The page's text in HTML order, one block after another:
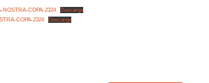
COPA-2324
Descarga
COPA-2324
Descarga